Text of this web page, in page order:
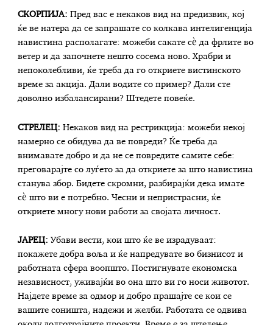
СКОРПИЈА:Пред вас е некаков вид на предизвик, кој
ќе ве натера да се запрашате со колкава интелигенција
навистина располагате: можеби сакате сѐ да фрлите во
ветер и да започнете нешто сосема ново. Храбри и
непоколебливи, ќе треба да го откриете вистинското
време за акција. Дали водите со пример? Дали сте
доволно избалансирани? Штедете повеќе.
СТРЕЛЕЦ:Некаков вид на рестрикција: можеби некој
намерно се обидува да ве повреди? Ќе треба да
внимавате добро и да не се повредите самите себе:
преговарајте со луѓето за да откриете за што навистина
станува збор. Бидете скромни, разбирајќи дека имате
сѐ што ви е потребно. Чесни и непристрасни, ќе
откриете многу нови работи за својата личност.
ЈАРЕЦ: Убави вести, кои што ќе ве израдуваат:
покажете добра воља и ќе напредувате во бизнисот и
работната сфера воопшто. Постигнувате економска
независност, уживајќи во она што ви го носи животот.
Најдете време за одмор и добро прашајте се кои се
вашите соништа, надежи и желби. Работата се одвива